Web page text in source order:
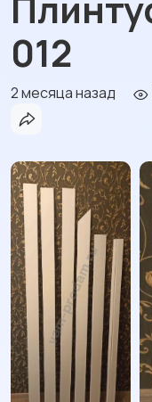
012
2 месяца назад